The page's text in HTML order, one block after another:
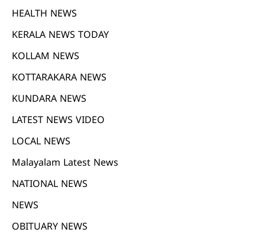
HEALTH NEWS
KERALA NEWS TODAY
KOLLAM NEWS
KOTTARAKARA NEWS
KUNDARA NEWS
LATEST NEWS VIDEO
LOCAL NEWS
Malayalam Latest News
NATIONAL NEWS
NEWS
OBITUARY NEWS